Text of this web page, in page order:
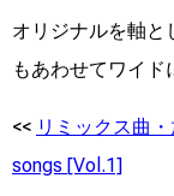
オリジナルを軸と
もあわせてワイド
<< リミックス曲
songs [Vol.1]